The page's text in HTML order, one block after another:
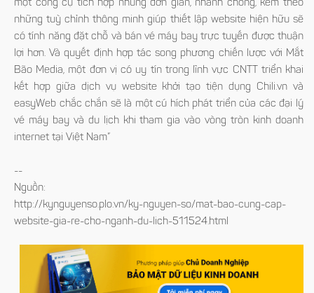
một công cụ tích hợp nhúng đơn giản, nhanh chóng, kèm theo
những tuỳ chỉnh thông minh giúp thiết lập website hiện hữu sẽ
có tính năng đặt chỗ và bán vé máy bay trực tuyến được thuận
lợi hơn. Và quyết định hợp tác song phương chiến lược với Mắt
Bão Media, một đơn vị có uy tín trong lĩnh vực CNTT triển khai
kết hợp giữa dịch vụ website khởi tạo tiện dụng Chili.vn và
easyWeb chắc chắn sẽ là một cú hích phát triển của các đại lý
vé máy bay và du lịch khi tham gia vào vòng tròn kinh doanh
internet tại Việt Nam”
--
Nguồn:
http://kynguyenso.plo.vn/ky-nguyen-so/mat-bao-cung-cap-
website-gia-re-cho-nganh-du-lich-511524.html